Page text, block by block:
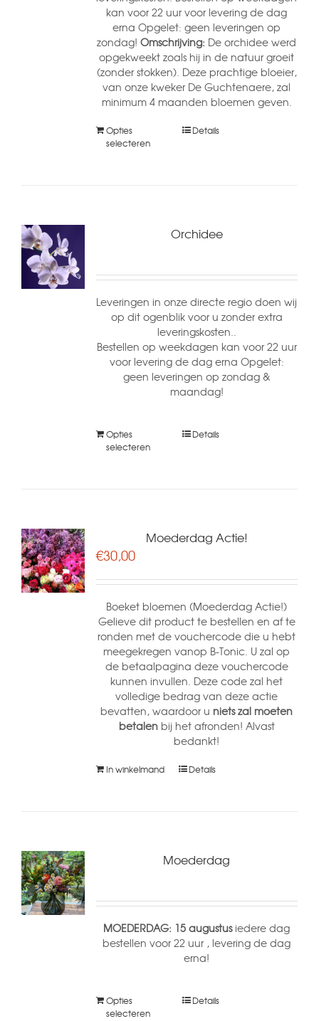
kan voor 22 uur voor levering de dag
erna Opgelet: geen leveringen op
zondag!Omschrijving: De orchidee werd
opgekweekt zoals hij in de natuur groeit
(zonder stokken). Deze prachtige bloeier,
van onze kweker De Guchtenaere, zal
minimum 4 maanden bloemen geven.
Opties
selecteren
Details
Orchidee
Leveringen in onze directe regio doen wij
op dit ogenblik voor u zonder extra
leveringskosten..
Bestellen op weekdagen kan voor 22 uur
voor levering de dag erna Opgelet:
geen leveringen op zondag &
maandag!
Opties
selecteren
Details
Moederdag Actie!
€30,00
Boeket bloemen (Moederdag Actie!)
Gelieve dit product te bestellen en af te
ronden met de vouchercode die u hebt
meegekregen vanop B-Tonic. U zal op
de betaalpagina deze vouchercode
kunnen invullen. Deze code zal het
volledige bedrag van deze actie
bevatten, waardoor u niets zal moeten
betalenbij het afronden! Alvast
bedankt!
In winkelmand Details
Moederdag
MOEDERDAG: 15 augustusiedere dag
bestellen voor 22 uur , levering de dag
erna!
Opties
selecteren
Details